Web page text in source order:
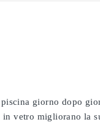
giorno dopo
vetro migliorano la